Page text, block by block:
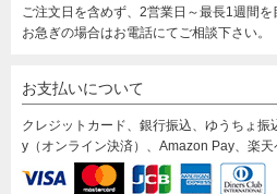
ご注文日を含めず、2営業日～最長1週間を
お急ぎの場合はお電話にてご相談下さい。
お支払いについて
クレジットカード、銀行振込、ゆうちょ
y（オンライン決済）、Amazon Pay、楽天